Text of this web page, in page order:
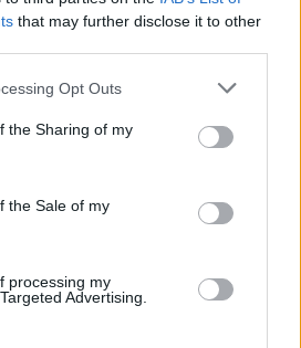
that may further disclose it to other
Opt Outs
the Sharing of my
the Sale of my
processing my
Advertising.
Triste de Michelle y
de Ana, Malena y
alfabético
Fotos Foro